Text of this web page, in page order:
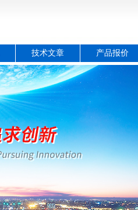
技术文章 产品报价